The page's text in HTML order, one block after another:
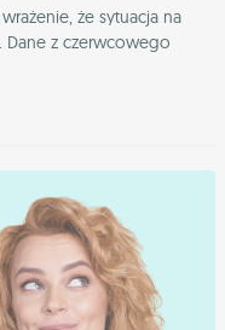
że sytuacja na
Dane z czerwcowego